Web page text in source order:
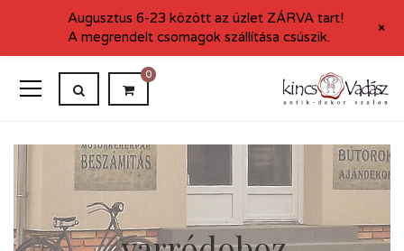
0
Augusztus 6-23 között az üzlet ZÁRVA tart!
A megrendelt csomagok szállítása csúszik.
+